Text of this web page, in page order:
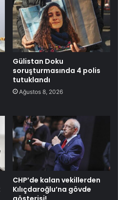
Gülistan Doku
soruşturmasında 4 polis
tutuklandı
Ağustos 8, 2026
CHP’de kalan vekillerden
Kılıçdaroğlu’na gövde